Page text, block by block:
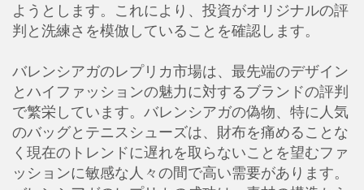
ようとします。これにより、投資がオリジナルの評
判と洗練さを模倣していることを確認します。
バレンシアガのレプリカ市場は、最先端のデザイン
とハイファッションの魅力に対するブランドの評判
で繁栄しています。バレンシアガの偽物、特に人気
のバッグとテニスシューズは、財布を痛めることな
く現在のトレンドに遅れを取らないことを望むファ
ッションに敏感な人々の間で高い需要があります。